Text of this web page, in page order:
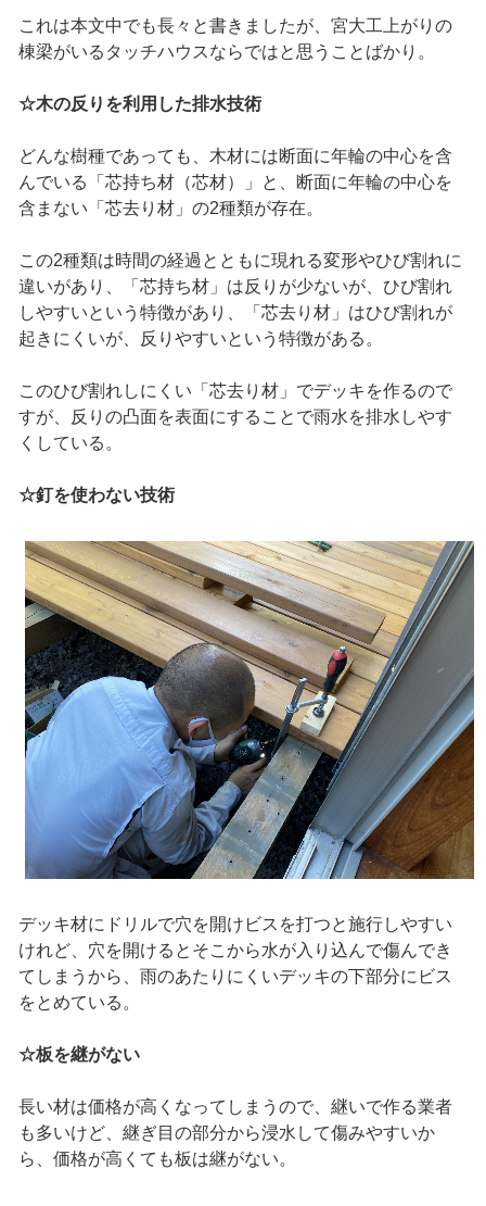
これは本文中でも長々と書きましたが、宮大工上がりの
棟梁がいるタッチハウスならではと思うことばかり。
☆木の反りを利用した排水技術
どんな樹種であっても、木材には断面に年輪の中心を含
んでいる「芯持ち材（芯材）」と、断面に年輪の中心を
含まない「芯去り材」の2種類が存在。
この2種類は時間の経過とともに現れる変形やひび割れに
違いがあり、「芯持ち材」は反りが少ないが、ひび割れ
しやすいという特徴があり、「芯去り材」はひび割れが
起きにくいが、反りやすいという特徴がある。
このひび割れしにくい「芯去り材」でデッキを作るので
すが、反りの凸面を表面にすることで雨水を排水しやす
くしている。
☆釘を使わない技術
デッキ材にドリルで穴を開けビスを打つと施行しやすい
けれど、穴を開けるとそこから水が入り込んで傷んでき
てしまうから、雨のあたりにくいデッキの下部分にビス
をとめている。
☆板を継がない
長い材は価格が高くなってしまうので、継いで作る業者
も多いけど、継ぎ目の部分から浸水して傷みやすいか
ら、価格が高くても板は継がない。